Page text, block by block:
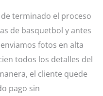
terminado el proceso
de basquetbol y antes
fotos en alta
todos los detalles del
el cliente quede
pago sin